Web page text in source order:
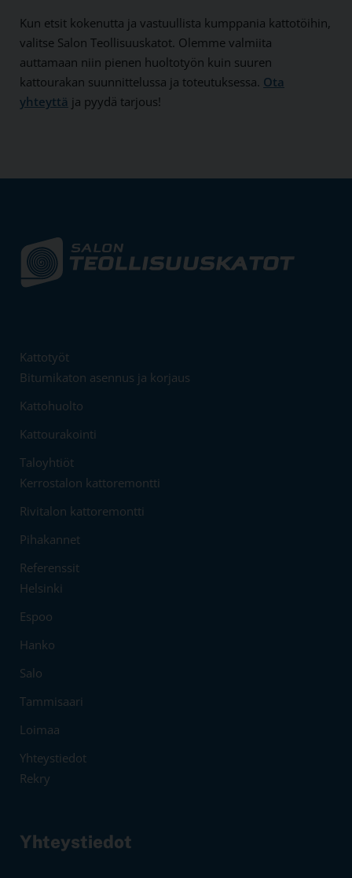
Kun etsit kokenutta ja vastuullista kumppania kattotöihin,
valitse Salon Teollisuuskatot. Olemme valmiita
auttamaan niin pienen huoltotyön kuin suuren
kattourakan suunnittelussa ja toteutuksessa. Ota
yhteyttä ja pyydä tarjous!
Kattotyöt
Bitumikaton asennus ja korjaus
Kattohuolto
Kattourakointi
Taloyhtiöt
Kerrostalon kattoremontti
Rivitalon kattoremontti
Pihakannet
Referenssit
Helsinki
Espoo
Hanko
Salo
Tammisaari
Loimaa
Yhteystiedot
Rekry
Yhteystiedot